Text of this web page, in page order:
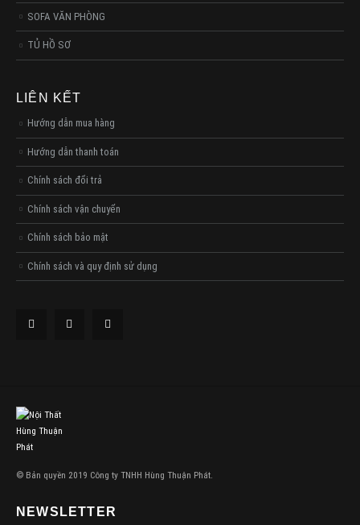
SOFA VĂN PHÒNG
TỦ HỒ SƠ
LIÊN KẾT
Hướng dẫn mua hàng
Hướng dẫn thanh toán
Chính sách đổi trả
Chính sách vận chuyển
Chính sách bảo mật
Chính sách và quy định sử dụng
© Bản quyền 2019 Công ty TNHH Hùng Thuận Phát.
NEWSLETTER